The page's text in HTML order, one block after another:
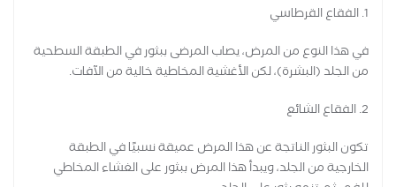
1. الفقاع القرطاسي
في هذا النوع من المرض، يصاب المرضى ببثور في الطبقة السطحية
من الجلد (البشرة)، لكن الأغشية المخاطية خالية من الآفات.
2. الفقاع الشائع
تكون البثور الناتجة عن هذا المرض عميقة نسبيًا في الطبقة
الخارجية من الجلد، ويبدأ هذا المرض ببثور على الغشاء المخاطي